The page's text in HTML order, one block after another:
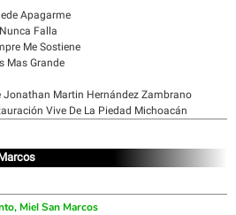
Apagarme
Falla
Me Sostiene
Mas Grande
Jonathan Martin Hernández Zambrano
Vive De La Piedad Michoacán
Miel San Marcos